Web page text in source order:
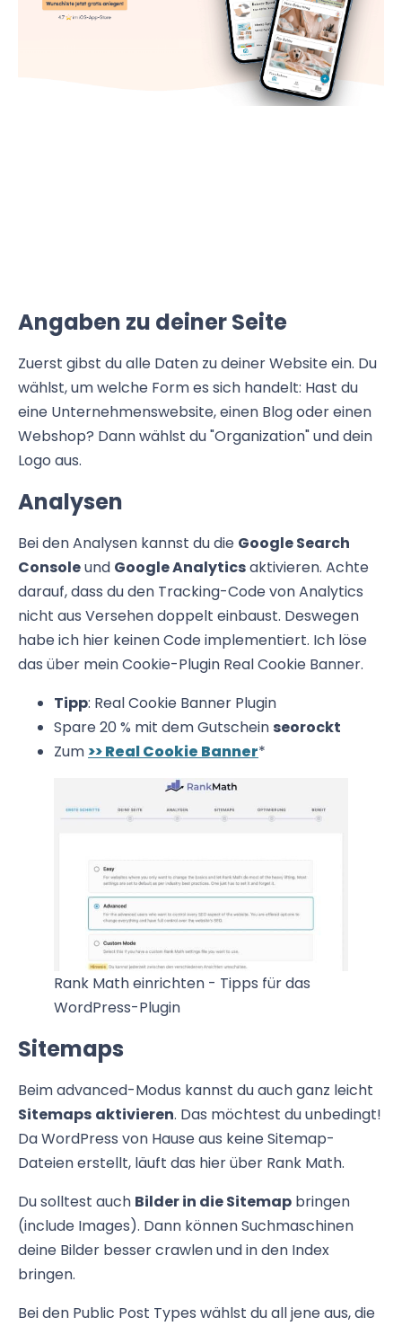
Angaben zu deiner Seite
Zuerst gibst du alle Daten zu deiner Website ein. Du
wählst, um welche Form es sich handelt: Hast du
eine Unternehmenswebsite, einen Blog oder einen
Webshop? Dann wählst du "Organization" und dein
Logo aus.
Analysen
Bei den Analysen kannst du die Google Search
Consoleund Google Analyticsaktivieren. Achte
darauf, dass du den Tracking-Code von Analytics
nicht aus Versehen doppelt einbaust. Deswegen
habe ich hier keinen Code implementiert. Ich löse
das über mein Cookie-Plugin Real Cookie Banner.
Tipp: Real Cookie Banner Plugin
Spare 20 % mit dem Gutschein seorockt
Zum >> Real Cookie Banner*
Rank Math einrichten - Tipps für das
WordPress-Plugin
Sitemaps
Beim advanced-Modus kannst du auch ganz leicht
Sitemaps aktivieren. Das möchtest du unbedingt!
Da WordPress von Hause aus keine Sitemap-
Dateien erstellt, läuft das hier über Rank Math.
Du solltest auch Bilder in die Sitemap bringen
(include Images). Dann können Suchmaschinen
deine Bilder besser crawlen und in den Index
bringen.
Bei den Public Post Types wählst du all jene aus, die